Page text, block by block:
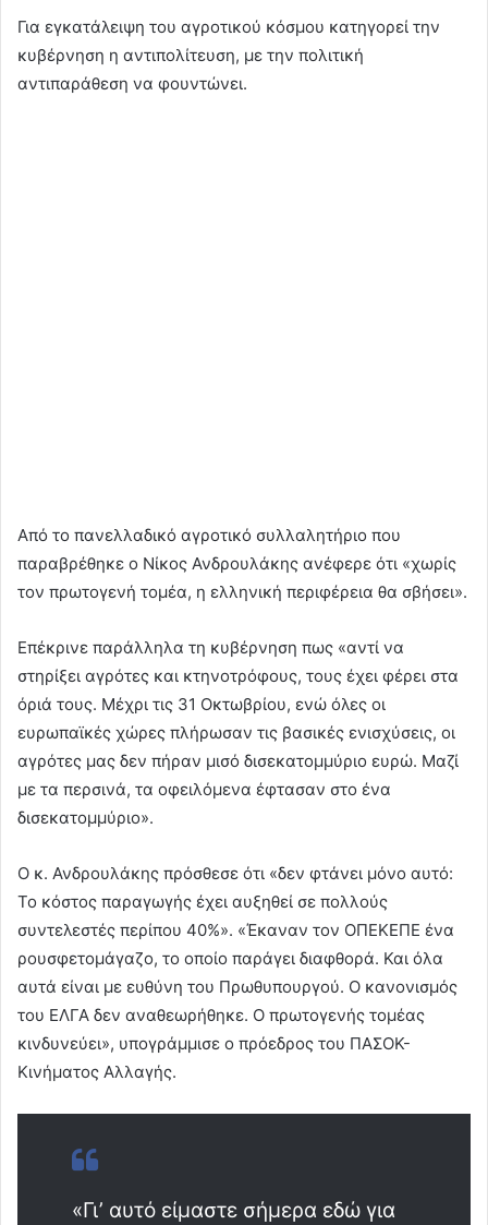
Για εγκατάλειψη του αγροτικού κόσμου κατηγορεί την
κυβέρνηση η αντιπολίτευση, με την πολιτική
αντιπαράθεση να φουντώνει.
Από το πανελλαδικό αγροτικό συλλαλητήριο που
παραβρέθηκε ο Νίκος Ανδρουλάκης ανέφερε ότι «χωρίς
τον πρωτογενή τομέα, η ελληνική περιφέρεια θα σβήσει».
Επέκρινε παράλληλα τη κυβέρνηση πως «αντί να
στηρίξει αγρότες και κτηνοτρόφους, τους έχει φέρει στα
όριά τους. Μέχρι τις 31 Οκτωβρίου, ενώ όλες οι
ευρωπαϊκές χώρες πλήρωσαν τις βασικές ενισχύσεις, οι
αγρότες μας δεν πήραν μισό δισεκατομμύριο ευρώ. Μαζί
με τα περσινά, τα οφειλόμενα έφτασαν στο ένα
δισεκατομμύριο».
Ο κ. Ανδρουλάκης πρόσθεσε ότι «δεν φτάνει μόνο αυτό:
Το κόστος παραγωγής έχει αυξηθεί σε πολλούς
συντελεστές περίπου 40%». «Έκαναν τον ΟΠΕΚΕΠΕ ένα
ρουσφετομάγαζο, το οποίο παράγει διαφθορά. Και όλα
αυτά είναι με ευθύνη του Πρωθυπουργού. Ο κανονισμός
του ΕΛΓΑ δεν αναθεωρήθηκε. Ο πρωτογενής τομέας
κινδυνεύει», υπογράμμισε ο πρόεδρος του ΠΑΣΟΚ-
Κινήματος Αλλαγής.
«Γι’ αυτό είμαστε σήμερα εδώ για